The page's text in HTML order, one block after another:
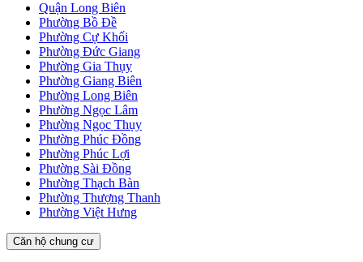
Quận Long Biên
Phường Bồ Đề
Phường Cự Khối
Phường Đức Giang
Phường Gia Thụy
Phường Giang Biên
Phường Long Biên
Phường Ngọc Lâm
Phường Ngọc Thụy
Phường Phúc Đồng
Phường Phúc Lợi
Phường Sài Đồng
Phường Thạch Bàn
Phường Thượng Thanh
Phường Việt Hưng
Căn hộ chung cư